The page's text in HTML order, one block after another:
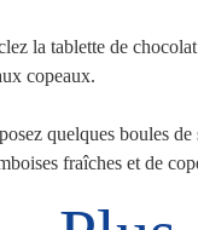
la tablette de
copeaux.
quelques boules
fraîches et de